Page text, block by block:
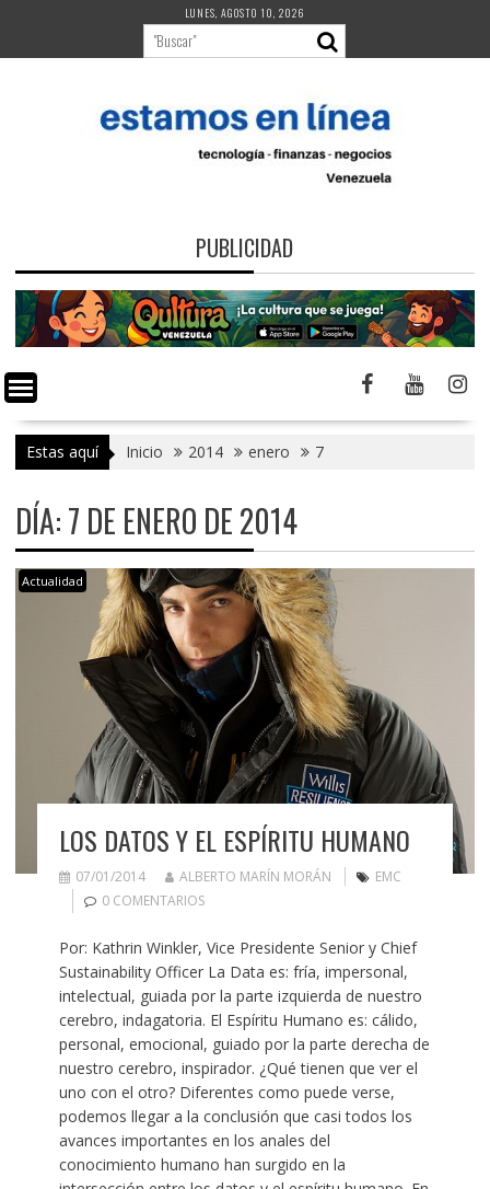
contenido
LUNES, AGOSTO 10, 2026
PUBLICIDAD
Estas aquí Inicio 2014 enero 7
DÍA:7 DE ENERO DE 2014
Actualidad
LOS DATOS Y EL ESPÍRITU HUMANO
07/01/2014 ALBERTO MARÍN MORÁN
EMC
0 COMENTARIOS
Por: Kathrin Winkler, Vice Presidente Senior y Chief
Sustainability Officer La Data es: fría, impersonal,
intelectual, guiada por la parte izquierda de nuestro
cerebro, indagatoria. El Espíritu Humano es: cálido,
personal, emocional, guiado por la parte derecha de
nuestro cerebro, inspirador. ¿Qué tienen que ver el
uno con el otro? Diferentes como puede verse,
podemos llegar a la conclusión que casi todos los
avances importantes en los anales del
conocimiento humano han surgido en la